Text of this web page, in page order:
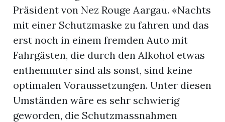
Präsident von Nez Rouge Aargau. «Nachts
mit einer Schutzmaske zu fahren und das
erst noch in einem fremden Auto mit
Fahrgästen, die durch den Alkohol etwas
enthemmter sind als sonst, sind keine
optimalen Voraussetzungen. Unter diesen
Umständen wäre es sehr schwierig
geworden, die Schutzmassnahmen